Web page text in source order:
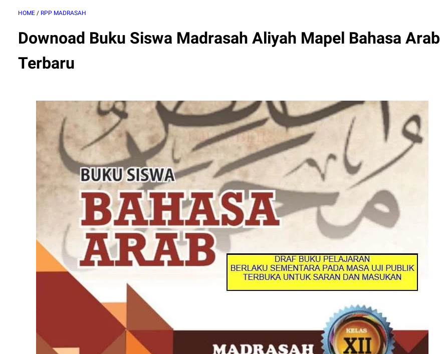
HOME / RPP MADRASAH
Downoad Buku Siswa Madrasah Aliyah Mapel Bahasa Arab
Terbaru